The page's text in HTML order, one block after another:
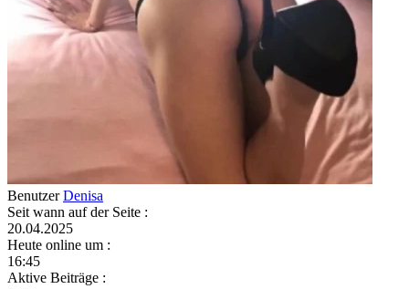
BenutzerDenisa
Seit wann auf der Seite :
20.04.2025
Heute online um :
16:45
Aktive Beiträge :